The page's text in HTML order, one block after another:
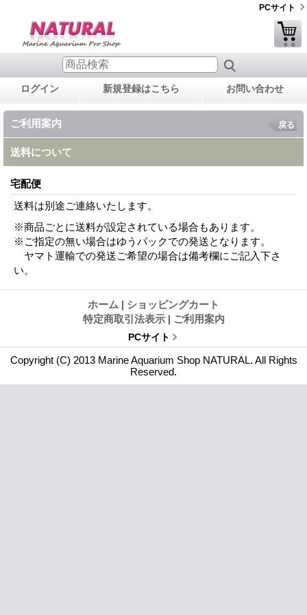
PCサイト
ログイン 新規登録はこちら お問い合わせ
ご利用案内 戻る
送料について
宅配便
送料は別途ご連絡いたします。
※商品ごとに送料が設定されている場合もあります。
※ご指定の無い場合はゆうパックでの発送となります。
ヤマト運輸での発送ご希望の場合は備考欄にご記入下さ
い。
ホーム | ショッピングカート
特定商取引法表示 | ご利用案内
PCサイト
Copyright (C) 2013 Marine Aquarium Shop NATURAL. All Rights
Reserved.